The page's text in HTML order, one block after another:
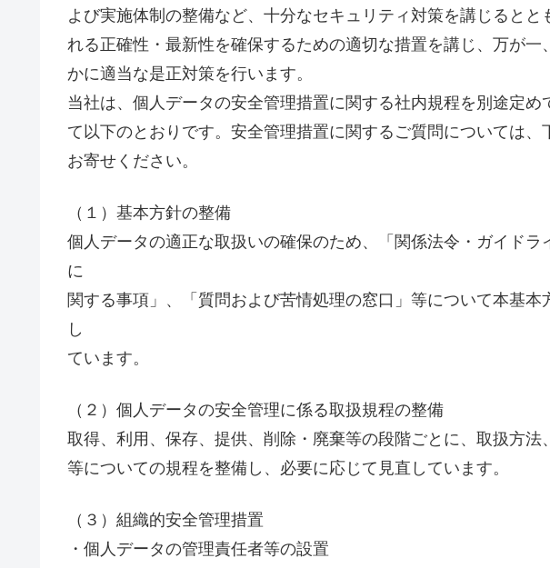
よび実施体制の整備など、十分なセキュリティ対策を講じるとと
れる正確性・最新性を確保するための適切な措置を講じ、万が
かに適当な是正対策を行います。
当社は、個人データの安全管理措置に関する社内規程を別途定め
て以下のとおりです。安全管理措置に関するご質問については
お寄せください。
（１）基本方針の整備
個人データの適正な取扱いの確保のため、「関係法令・ガイド
に
関する事項」、「質問および苦情処理の窓口」等について本基
し
ています。
（２）個人データの安全管理に係る取扱規程の整備
取得、利用、保存、提供、削除・廃棄等の段階ごとに、取扱方
等についての規程を整備し、必要に応じて見直しています。
（３）組織的安全管理措置
・個人データの管理責任者等の設置